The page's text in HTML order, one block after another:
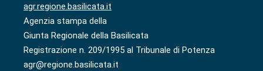
agr.regione.basilicata.it
Agenzia stampa della
Giunta Regionale della Basilicata
Registrazione n. 209/1995 al Tribunale di Potenza
agr@regione.basilicata.it